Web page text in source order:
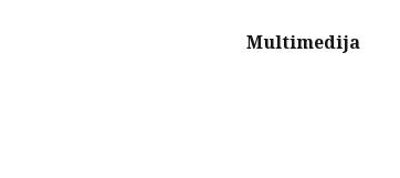
Multimedija